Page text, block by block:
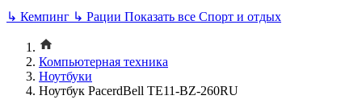
↳ Кемпинг ↳ Рации Показать все Спорт и отдых
Компьютерная техника
Ноутбуки
Ноутбук PacerdBell TE11-BZ-260RU